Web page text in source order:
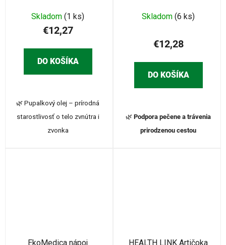
Skladom (1 ks)
€12,27
DO KOŠÍKA
🌿 Pupalkový olej – prírodná
starostlivosť o telo zvnútra i
zvonka
Skladom (6 ks)
€12,28
DO KOŠÍKA
🌿 Podpora pečene a trávenia
prirodzenou cestou
EkoMedica nápoj HEALTH LINK Artičoka